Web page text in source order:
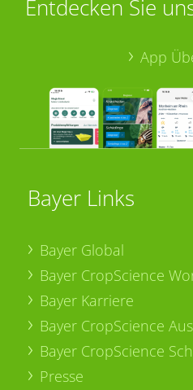
Entdecken Sie
App
Bayer Links
Bayer Global
Bayer CropScience
Bayer Karriere
Bayer CropScience
Bayer CropScience
Presse